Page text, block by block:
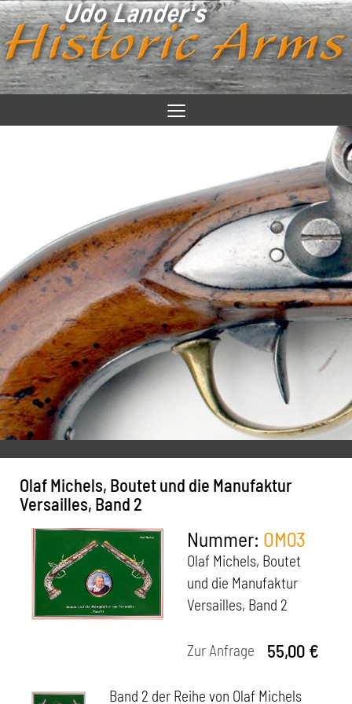
≡
Objekte
Feuerwaffen/ Fernwaffen Zivil
Feuerwaffen, Militär, Deutsch
Feuerwaffen, Militär, Ausland
Blankwaffen Deutschland
Blankwaffen Ausland
Seitengewehre, Bajonette
Militaria
Zubehör, Verschiedenes
Antiquarische Literatur
Impressum
Kontakt
Datenschutz
AGB
Olaf Michels, Boutet und die Manufaktur
Versailles, Band 2
Nummer: OM03
Olaf Michels, Boutet
und die Manufaktur
Versailles, Band 2
55,00 €
Zur Anfrage
Band 2 der Reihe von Olaf Michels